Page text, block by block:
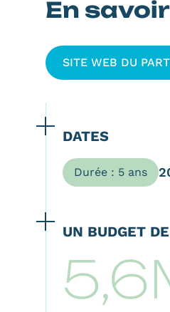
En
SITE WEB DU
DATES
Durée : 5 ans
UN BUDGET DE